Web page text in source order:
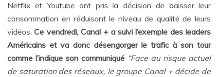
Netflix et Youtube ont pris la décision de baisser leur
consommation en réduisant le niveau de qualité de leurs
vidéos.Ce vendredi, Canal + a suivi l’exemple des leaders
Américains et va donc désengorger le trafic à son tour
comme l’indique son communiqué “Face au risque actuel
de saturation des réseaux, le groupe Canal + décide de